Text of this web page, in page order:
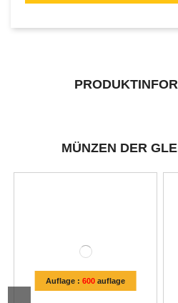
MÜNZEN DER
Auflage : 600auflage